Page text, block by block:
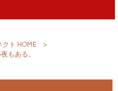
クト HOME
>
もある。